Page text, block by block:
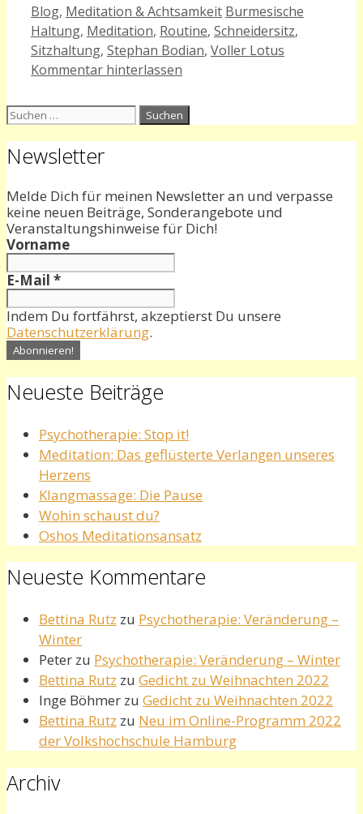
Kategorien
Blog, Meditation & Achtsamkeit Schlagwörter
Burmesische
Haltung, Meditation, Routine, Schneidersitz,
Sitzhaltung, Stephan Bodian, Voller Lotus
Kommentar hinterlassen
Suchen
Newsletter
Melde Dich für meinen Newsletter an und verpasse
keine neuen Beiträge, Sonderangebote und
Veranstaltungshinweise für Dich!
Vorname
E-Mail *
Indem Du fortfährst, akzeptierst Du unsere
Datenschutzerklärung.
Neueste Beiträge
Psychotherapie: Stop it!
Meditation: Das geflüsterte Verlangen unseres
Herzens
Klangmassage: Die Pause
Wohin schaust du?
Oshos Meditationsansatz
Neueste Kommentare
Bettina Rutz zu Psychotherapie: Veränderung –
Winter
Peter zu Psychotherapie: Veränderung – Winter
Bettina Rutz zu Gedicht zu Weihnachten 2022
Inge Böhmer zu Gedicht zu Weihnachten 2022
Bettina Rutz zu Neu im Online-Programm 2022
der Volkshochschule Hamburg
Archiv